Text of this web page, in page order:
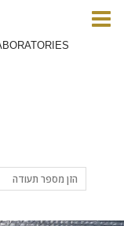
Skip to main content